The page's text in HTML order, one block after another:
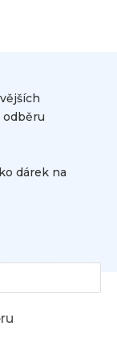
odběru
dárek na